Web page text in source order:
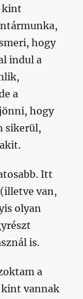
kint
hogy
indul a
a
hogy
sikerül,
Itt
van,
olyan
is.
a
kint vannak